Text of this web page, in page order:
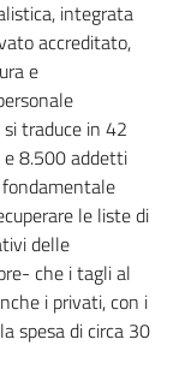
integrata
accreditato,
e
traduce in 42
8.500 addetti
le liste di
delle
che i tagli al
i privati, con i
spesa di circa 30